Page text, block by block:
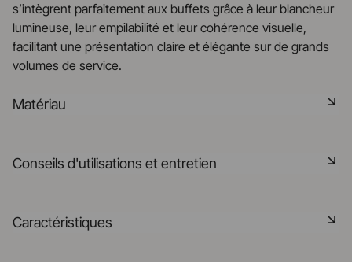
s’intègrent parfaitement aux buffets grâce à leur blancheur
lumineuse, leur empilabilité et leur cohérence visuelle,
facilitant une présentation claire et élégante sur de grands
volumes de service.
Matériau
matières premières minérales rigoureusement
chocs thermiques et mécaniques et retient la chaleur. Elle
Conseils d'utilisations et entretien
Caractéristiques